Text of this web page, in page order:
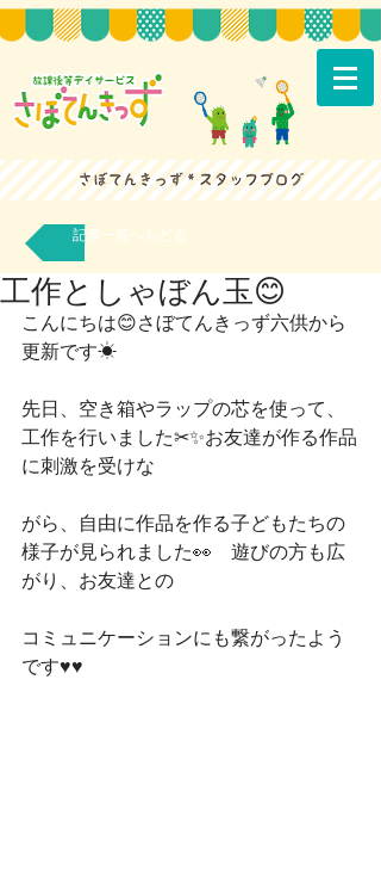
記事一覧へもどる
工作としゃぼん玉😊
こんにちは😊さぼてんきっず六供から
更新です☀
先日、空き箱やラップの芯を使って、
工作を行いました✂✨お友達が作る作品
に刺激を受けな
がら、自由に作品を作る子どもたちの
様子が見られました👀　遊びの方も広
がり、お友達との
コミュニケーションにも繋がったよう
です♥♥